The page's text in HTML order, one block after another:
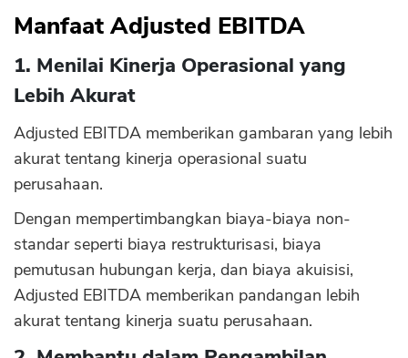
Manfaat Adjusted EBITDA
1. Menilai Kinerja Operasional yang
Lebih Akurat
Adjusted EBITDA memberikan gambaran yang lebih
akurat tentang kinerja operasional suatu
perusahaan.
Dengan mempertimbangkan biaya-biaya non-
standar seperti biaya restrukturisasi, biaya
pemutusan hubungan kerja, dan biaya akuisisi,
Adjusted EBITDA memberikan pandangan lebih
akurat tentang kinerja suatu perusahaan.